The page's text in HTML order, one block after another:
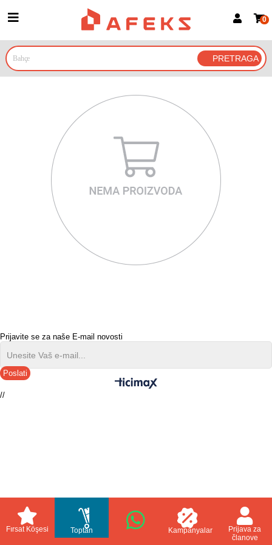
Prijava za članove
Prijavite se Google nalogom
0
Prijavite se za naše E-mail novosti
Poslati
//
Fırsat Köşesi Toptan Kampanyalar
Prijava za
članove